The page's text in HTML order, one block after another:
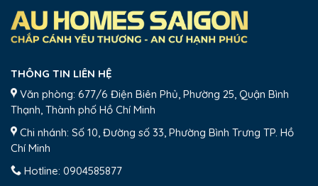
THÔNG TIN LIÊN HỆ
Văn phòng: 677/6 Điện Biên Phủ, Phường 25, Quận Bình
Thạnh, Thành phố Hồ Chí Minh
Chi nhánh: Số 10, Đường số 33, Phường Bình Trưng TP. Hồ
Chí Minh
Hotline: 0904585877